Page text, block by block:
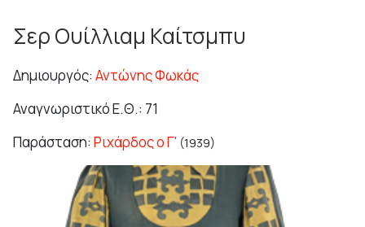
Σερ Ουίλλιαμ Καίτσμπυ
Δημιουργός: Αντώνης Φωκάς
Αναγνωριστικό Ε.Θ.: 71
Παράσταση: Ριχάρδος ο Γ' (1939)